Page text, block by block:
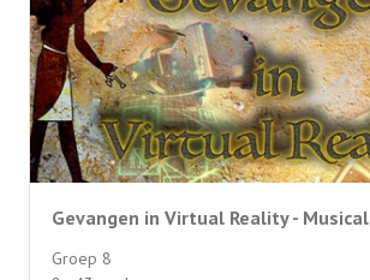
Gevangen in Virtual Reality - Musical
Groep 8